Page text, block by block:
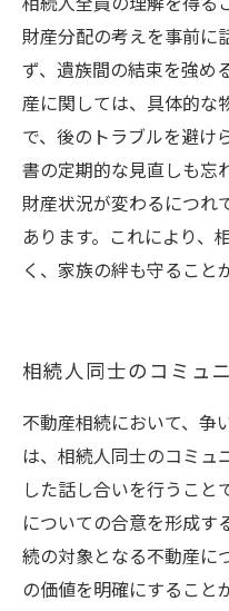
財産分配の考えを事前に
ず、遺族間の結束を強め
産に関しては、具体的な
で、後のトラブルを避け
書の定期的な見直しも忘
財産状況が変わるにつれ
あります。これにより、
く、家族の絆も守ること
相続人同士のコミュ
不動産相続において、争
は、相続人同士のコミュ
した話し合いを行うこと
についての合意を形成す
続の対象となる不動産に
の価値を明確にすること